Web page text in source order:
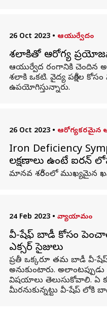
26 Oct 2023 • ఆయుర్వేదం
శలాకితో ఆరోగ్య
ఆయుర్వేద రంగానికి చెందిన
శలాకి ఒకటి. వైద్య పరీక్షల
ఉపయోగిస్తున్నారు.
26 Oct 2023 • ఆరోగ్యకరమైన
Iron Deficiency
లక్షణాలు ఉంటే ఐరన్
మానవ శరీరంలో ముఖ్యమైన
24 Feb 2023 • వ్యాయామం
వీ-షేఫ్ బాడీ కోసం
ఎక్సర్ సైజులు
ప్రతీ ఒక్కరూ తమ బాడీ వీ-
అనుకుంటారు.
విషయాలు తెలుసుకోవాలి. ఏ
మీరనుకున్నట్టు వీ-షేప్ లోకి